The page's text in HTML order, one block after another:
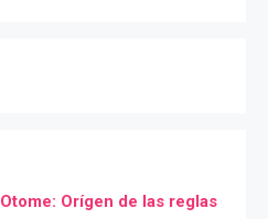
Otome: Orígen de las reglas